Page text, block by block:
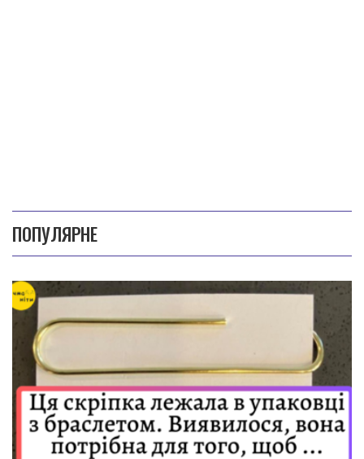
ПОПУЛЯРНЕ